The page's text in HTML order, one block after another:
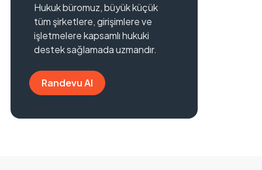
Hukuk büromuz, büyük küçük
tüm şirketlere, girişimlere ve
işletmelere kapsamlı hukuki
destek sağlamada uzmandır.
Randevu Al
Randevu Al